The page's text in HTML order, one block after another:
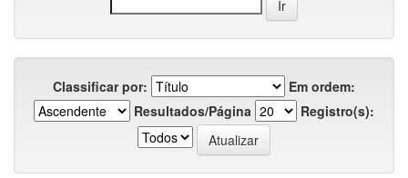
Classificar por:
Em ordem:
Resultados/Página
Registro(s):